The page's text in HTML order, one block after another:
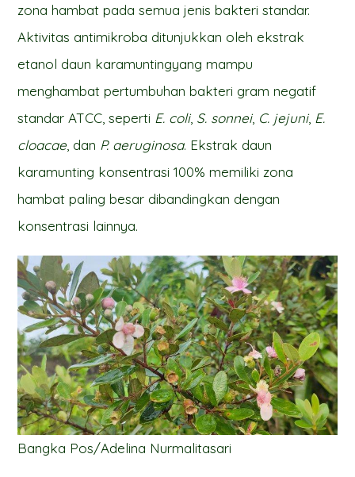
zona hambat pada semua jenis bakteri standar.
Aktivitas antimikroba ditunjukkan oleh ekstrak
etanol daun karamuntingyang mampu
menghambat pertumbuhan bakteri gram negatif
standar ATCC, seperti E. coli, S. sonnei, C. jejuni, E.
cloacae , dan P. aeruginosa. Ekstrak daun
karamunting konsentrasi 100% memiliki zona
hambat paling besar dibandingkan dengan
konsentrasi lainnya.
Bangka Pos/Adelina Nurmalitasari